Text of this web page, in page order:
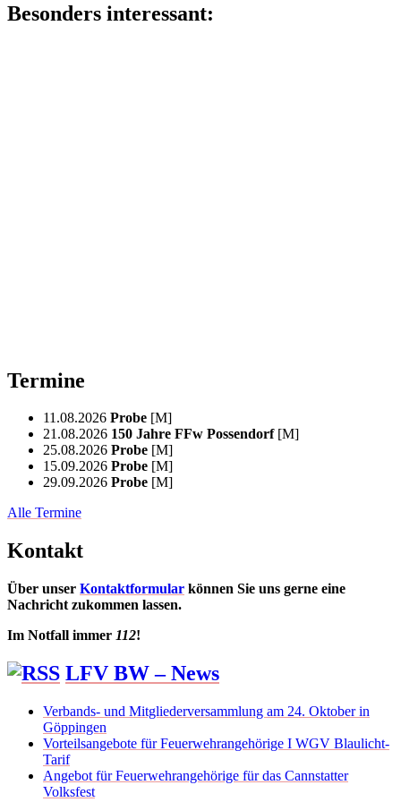
Besonders interessant:
Termine
11.08.2026 Probe [M]
21.08.2026 150 Jahre FFw Possendorf [M]
25.08.2026 Probe [M]
15.09.2026 Probe [M]
29.09.2026 Probe [M]
Alle Termine
Kontakt
Über unser Kontaktformular können Sie uns gerne eine
Nachricht zukommen lassen.
Im Notfall immer 112!
LFV BW – News
Verbands- und Mitgliederversammlung am 24. Oktober in
Göppingen
Vorteilsangebote für Feuerwehrangehörige I WGV Blaulicht-
Tarif
Angebot für Feuerwehrangehörige für das Cannstatter
Volksfest